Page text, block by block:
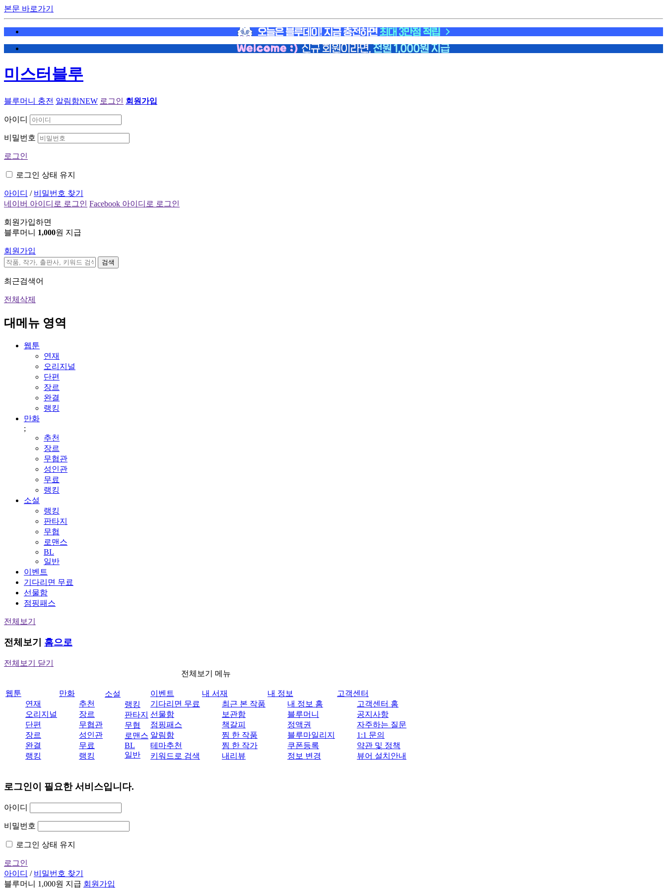
본문 바로가기
미스터블루
블루머니 충전 알림함NEW 로그인 회원가입
아이디
비밀번호
로그인
로그인 상태 유지
아이디 / 비밀번호 찾기
네이버 아이디로 로그인 Facebook 아이디로 로그인
회원가입하면
블루머니 1,000원 지급
회원가입
검색
최근검색어
전체삭제
대메뉴 영역
웹툰
연재
오리지널
단편
장르
완결
랭킹
만화
;
추천
장르
무협관
성인관
무료
랭킹
소설
랭킹
판타지
무협
로맨스
BL
일반
이벤트
기다리면 무료
선물함
점핑패스
전체보기
전체보기 홈으로
전체보기 닫기
전체보기 메뉴
웹툰
연재
오리지널
단편
장르
완결
랭킹
만화
추천
장르
무협관
성인관
무료
랭킹
소설
랭킹
판타지
무협
로맨스
BL
일반
이벤트
기다리면 무료
선물함
점핑패스
알림함
테마추천
키워드로 검색
내 서재
최근 본 작품
보관함
책갈피
찜 한 작품
찜 한 작가
내리뷰
내 정보
내 정보 홈
블루머니
정액권
블루마일리지
쿠폰등록
정보 변경
고객센터
고객센터 홈
공지사항
자주하는 질문
1:1 문의
약관 및 정책
뷰어 설치안내
로그인이 필요한 서비스입니다.
아이디
비밀번호
로그인 상태 유지
로그인
아이디 / 비밀번호 찾기
블루머니 1,000원 지급 회원가입